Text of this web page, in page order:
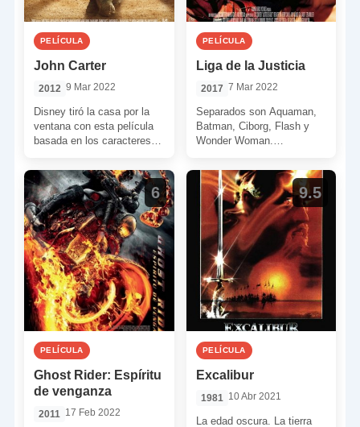
PELÍCULA
John Carter
2012 9 Mar 2022
Disney tiró la casa por la
ventana con esta película
basada en los caracteres
Burroughs. Se llegó […]
PELÍCULA
Liga de la Justicia
2017 7 Mar 2022
Separados son Aquaman,
Batman, Ciborg, Flash y
Wonder Woman.
Wayne para intentar salvar
al mundo, y hacer […]
6
PELÍCULA
Ghost Rider: Espíritu
de venganza
2011 17 Feb 2022
9.5
PELÍCULA
Excalibur
1981 10 Abr 2021
La edad oscura. La tierra